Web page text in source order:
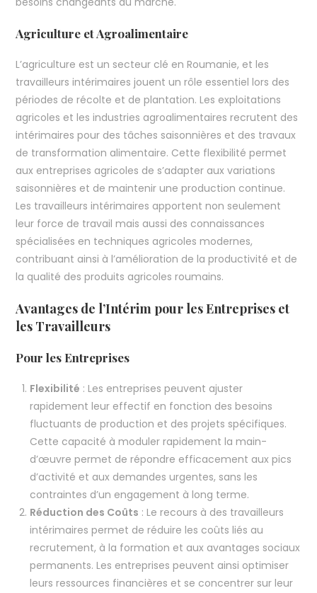
Agriculture et Agroalimentaire
L’agriculture est un secteur clé en Roumanie, et les
travailleurs intérimaires jouent un rôle essentiel lors des
périodes de récolte et de plantation. Les exploitations
agricoles et les industries agroalimentaires recrutent des
intérimaires pour des tâches saisonnières et des travaux
de transformation alimentaire. Cette flexibilité permet
aux entreprises agricoles de s’adapter aux variations
saisonnières et de maintenir une production continue.
Les travailleurs intérimaires apportent non seulement
leur force de travail mais aussi des connaissances
spécialisées en techniques agricoles modernes,
contribuant ainsi à l’amélioration de la productivité et de
la qualité des produits agricoles roumains.
Avantages de l’Intérim pour les Entreprises et
les Travailleurs
Pour les Entreprises
Flexibilité : Les entreprises peuvent ajuster
rapidement leur effectif en fonction des besoins
fluctuants de production et des projets spécifiques.
Cette capacité à moduler rapidement la main-
d’œuvre permet de répondre efficacement aux pics
d’activité et aux demandes urgentes, sans les
contraintes d’un engagement à long terme.
Réduction des Coûts : Le recours à des travailleurs
intérimaires permet de réduire les coûts liés au
recrutement, à la formation et aux avantages sociaux
permanents. Les entreprises peuvent ainsi optimiser
leurs ressources financières et se concentrer sur leur